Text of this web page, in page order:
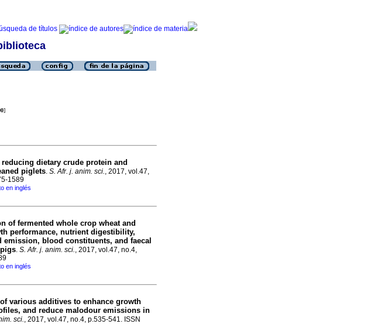
]
reducing dietary crude protein and
piglets. S. Afr. j. anim. sci., 2017, vol.47,
1589
en inglés
of fermented whole crop wheat and
performance, nutrient digestibility,
emission, blood constituents, and faecal
. S. Afr. j. anim. sci., 2017, vol.47, no.4,
en inglés
various additives to enhance growth
and reduce malodour emissions in
sci., 2017, vol.47, no.4, p.535-541. ISSN